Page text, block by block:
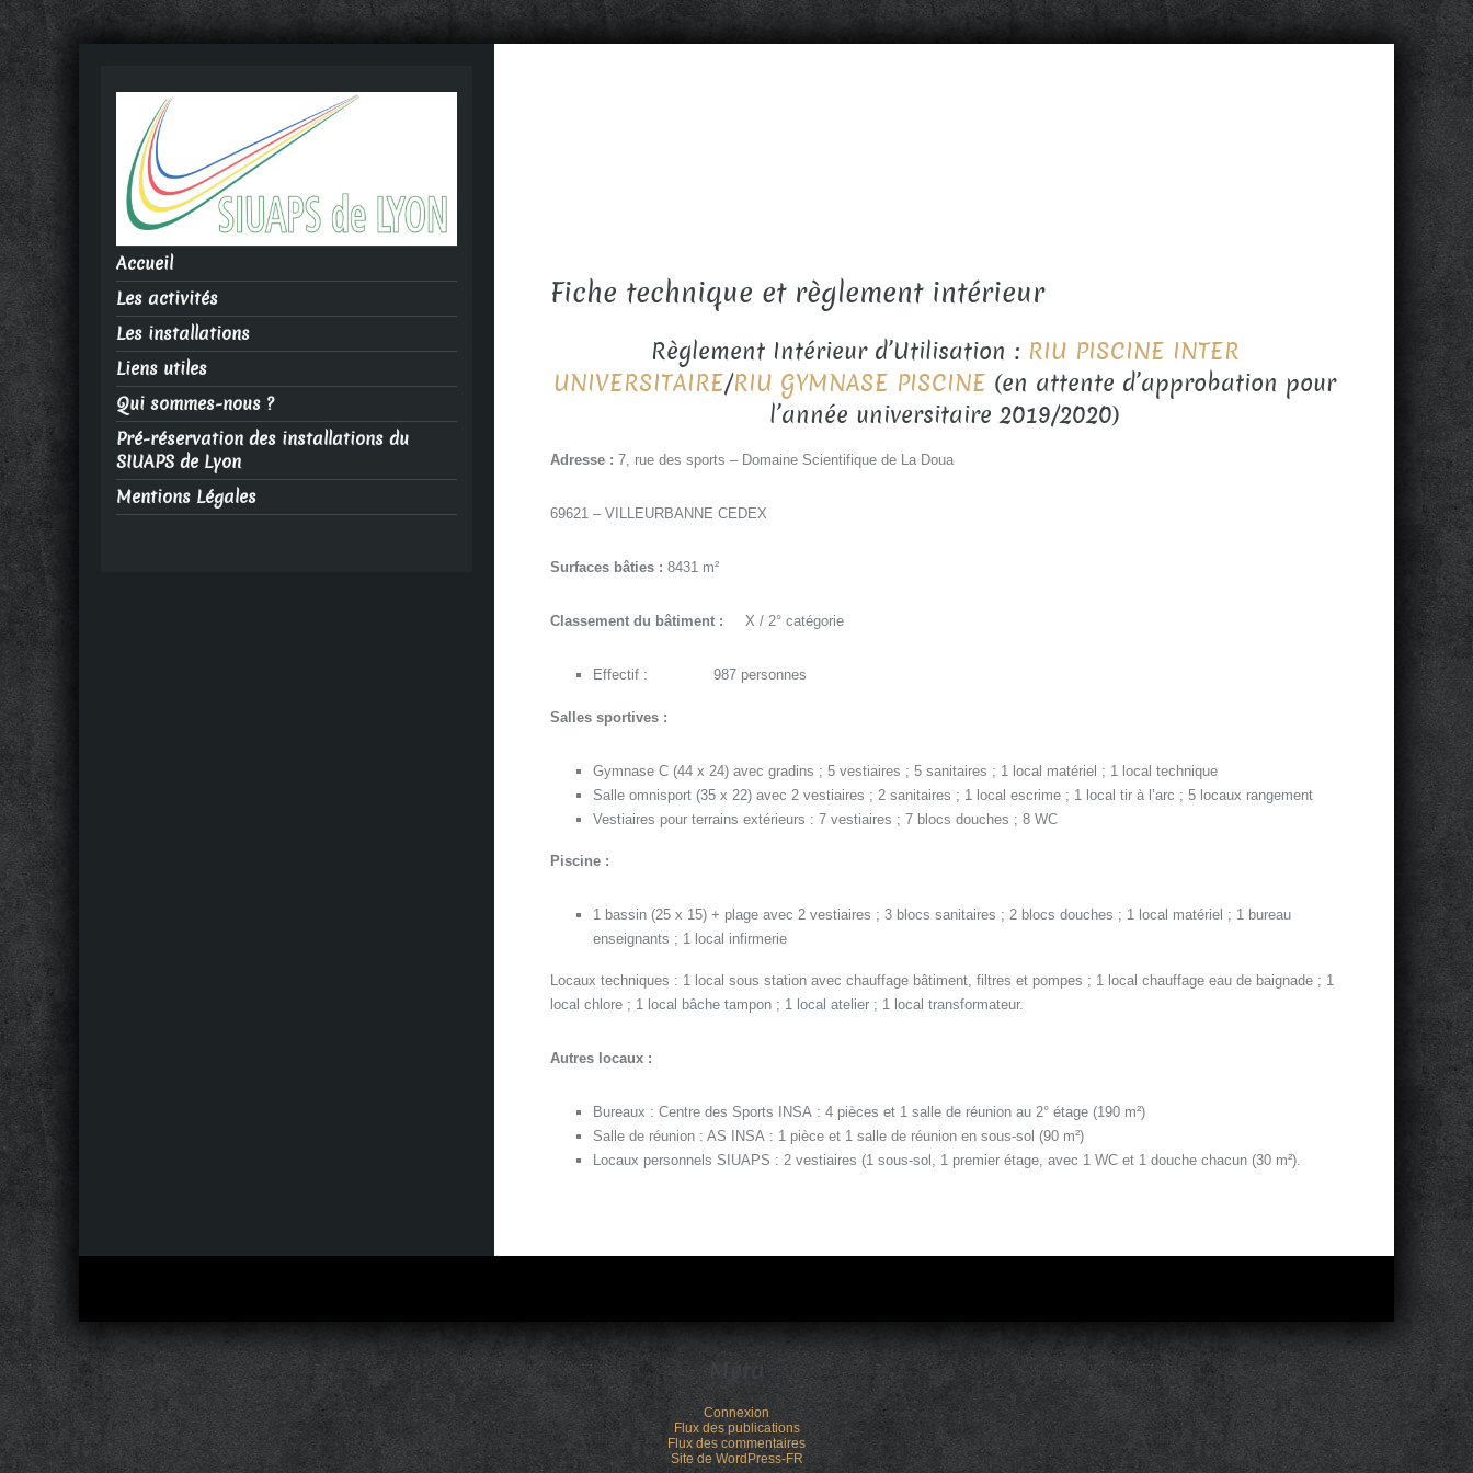
Fiche technique et règlement intérieur
Règlement Intérieur d’Utilisation : RIU PISCINE INTER
UNIVERSITAIRE/RIU GYMNASE PISCINE (en attente d’approbation pour
l’année universitaire 2019/2020)
Adresse : 7, rue des sports – Domaine Scientifique de La Doua
69621 – VILLEURBANNE CEDEX
Surfaces bâties : 8431 m²
Classement du bâtiment : X / 2° catégorie
Effectif : 987 personnes
Salles sportives :
Gymnase C (44 x 24) avec gradins ; 5 vestiaires ; 5 sanitaires ; 1 local matériel ; 1 local technique
Salle omnisport (35 x 22) avec 2 vestiaires ; 2 sanitaires ; 1 local escrime ; 1 local tir à l’arc ; 5 locaux rangement
Vestiaires pour terrains extérieurs : 7 vestiaires ; 7 blocs douches ; 8 WC
Piscine :
1 bassin (25 x 15) + plage avec 2 vestiaires ; 3 blocs sanitaires ; 2 blocs douches ; 1 local matériel ; 1 bureau
enseignants ; 1 local infirmerie
Locaux techniques : 1 local sous station avec chauffage bâtiment, filtres et pompes ; 1 local chauffage eau de baignade ; 1
local chlore ; 1 local bâche tampon ; 1 local atelier ; 1 local transformateur.
Autres locaux :
Bureaux : Centre des Sports INSA : 4 pièces et 1 salle de réunion au 2° étage (190 m²)
Salle de réunion : AS INSA : 1 pièce et 1 salle de réunion en sous-sol (90 m²)
Locaux personnels SIUAPS : 2 vestiaires (1 sous-sol, 1 premier étage, avec 1 WC et 1 douche chacun (30 m²).
Accueil
Les activités
Les installations
Liens utiles
Qui sommes-nous ?
Pré-réservation des installations du
SIUAPS de Lyon
Mentions Légales
Méta
Connexion
Flux des publications
Flux des commentaires
Site de WordPress-FR